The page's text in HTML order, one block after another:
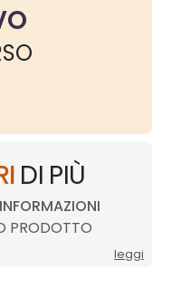
DI PIÙ
PRODOTTO
leggi